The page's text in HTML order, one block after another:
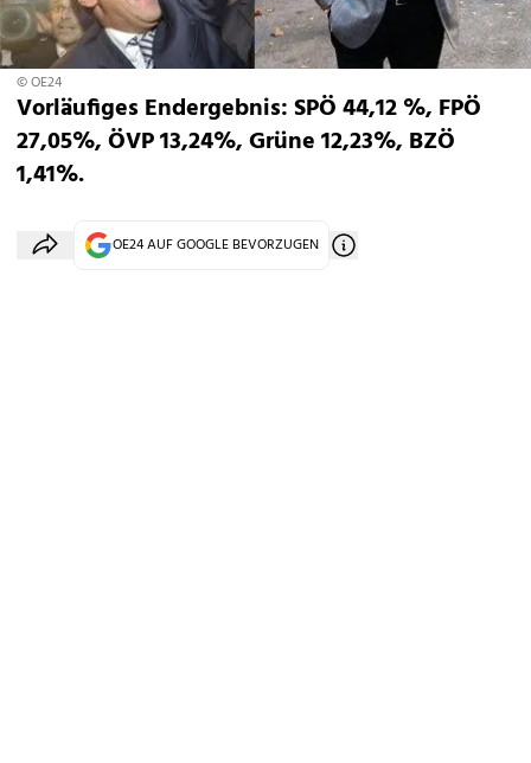
© OE24
Vorläufiges Endergebnis: SPÖ 44,12 %, FPÖ
27,05%, ÖVP 13,24%, Grüne 12,23%, BZÖ
1,41%.
OE24 AUF GOOGLE BEVORZUGEN